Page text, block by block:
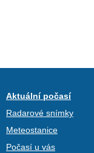
Aktuální počasí
Radarové snímky
Meteostanice
Počasí u vás